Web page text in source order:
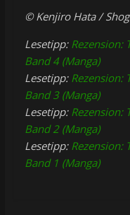
© Kenjiro Hata /
Lesetipp: Rezension:
Band 4 (Manga)
Lesetipp: Rezension:
Band 3 (Manga)
Lesetipp: Rezension:
Band 2 (Manga)
Lesetipp: Rezension:
Band 1 (Manga)